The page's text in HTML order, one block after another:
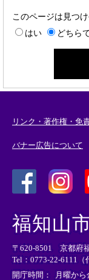
このページは見つ
はい
どちら
リンク・著作権・免
バナー広告について
外
部
リ
ン
ク
＞
外
リ
ン
ク
＞
福知山
〒620-8501 京都府
Tel：0773-22-6111（
開庁時間：
月曜か